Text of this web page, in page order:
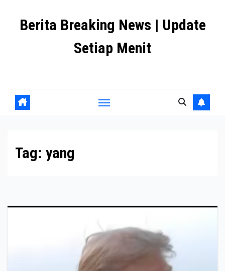
Berita Breaking News | Update
Setiap Menit
Tag: yang